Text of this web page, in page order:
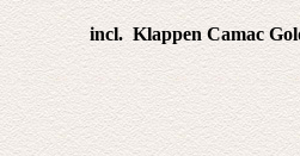
incl. Klappen Camac